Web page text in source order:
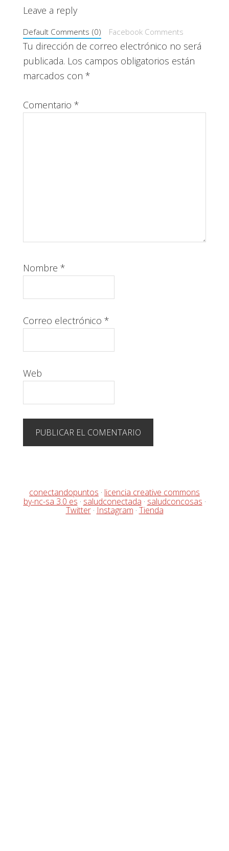
Interacciones
con
los
lectores
Leave a reply
Default Comments (0) Facebook Comments
Tu dirección de correo electrónico no será
publicada. Los campos obligatorios están
marcados con *
Comentario *
Nombre *
Correo electrónico *
Web
conectandopuntos · licencia creative commons
by-nc-sa 3.0 es · saludconectada · saludconcosas ·
Twitter· Instagram · Tienda